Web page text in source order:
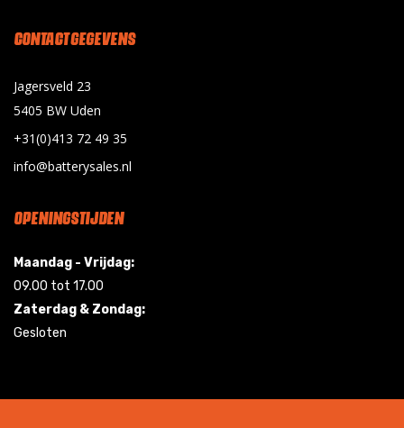
CONTACT GEGEVENS
Jagersveld 23
5405 BW Uden
+31(0)413 72 49 35
info@batterysales.nl
OPENINGSTIJDEN
Maandag - Vrijdag:
09.00 tot 17.00
Zaterdag & Zondag:
Gesloten